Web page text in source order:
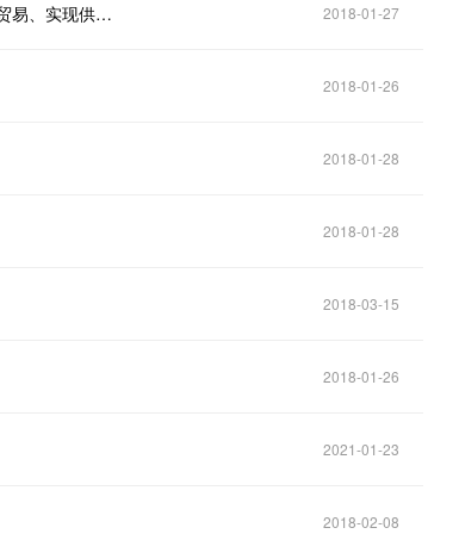
马士基和IBM将成立合资公司，致力于通过区块链技术改善全球贸易、实现供应链数字化 2018-01-27
2018-01-26
2018-01-28
2018-01-28
2018-03-15
2018-01-26
2021-01-23
2018-02-08